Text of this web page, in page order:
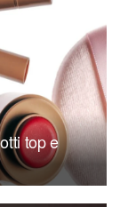
top e